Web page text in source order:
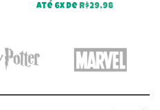
Até 6x de R$29,98